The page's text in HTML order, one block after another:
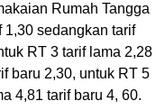
Rumah Tangga
sedangkan tarif
RT 3 tarif lama 2,28
baru 2,30, untuk RT 5
4,81 tarif baru 4, 60.